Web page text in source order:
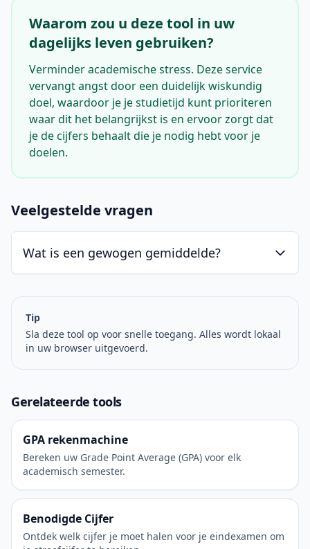
Waarom zou u deze tool in uw
dagelijks leven gebruiken?
Verminder academische stress. Deze service
vervangt angst door een duidelijk wiskundig
doel, waardoor je je studietijd kunt prioriteren
waar dit het belangrijkst is en ervoor zorgt dat
je de cijfers behaalt die je nodig hebt voor je
doelen.
Veelgestelde vragen
Wat is een gewogen gemiddelde?
Tip
Sla deze tool op voor snelle toegang. Alles wordt lokaal
in uw browser uitgevoerd.
Gerelateerde tools
GPA rekenmachine
Bereken uw Grade Point Average (GPA) voor elk
academisch semester.
Benodigde Cijfer
Ontdek welk cijfer je moet halen voor je eindexamen om